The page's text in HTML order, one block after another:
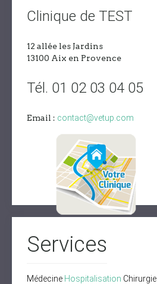
Clinique de TEST
12 allée les Jardins
13100 Aix en Provence
Tél. 01 02 03 04 05
Email : contact@vetup.com
Services
Médecine Hospitalisation Chirurgie